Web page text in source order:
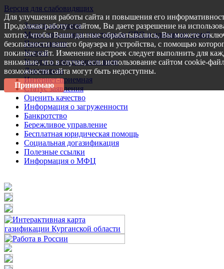
Версия для слабовидящих
Запись на прием
Меры поддержки участникам СВО и членам их семей
Пресс-центр
Услуги
Услуги в электронном виде
Документы
Интернет-приемная
Статус заявления
Оценить качество
Информация о загруженности
Банкротство
Бережливое управление
Бесплатная юридическая помощь
Социальная догазификация
Полезные ссылки
Информация о МФЦ
Для улучшения работы сайта и повышения его
Продолжая работу с сайтом, Вы даете разрешение на
хотите, чтобы Ваши данные обрабатывались, Вы можете
безопасности вашего браузера и устройства, с помощью
покиньте сайт. Изменение настроек следует выполнить для
внимание, что в случае, если использование сайтом cookie-
возможности сайта могут быть недоступны.
Принимаю